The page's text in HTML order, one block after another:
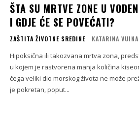
ŠTA SU MRTVE ZONE U
I GDJE ĆE SE POVEĆATI?
ZAŠTITA ŽIVOTNE SREDINE KATARINA
Hipoksična ili takozvana mrtva zona,
u kojem je rastvorena manja količina
čega veliki dio morskog života ne može
je pokretan, poput...